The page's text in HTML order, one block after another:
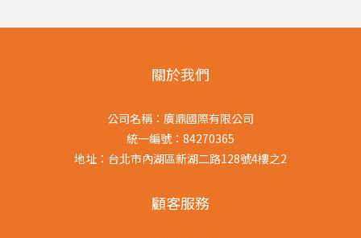
關於我們
公司名稱：廣鼎國際有限公司
統一編號：84270365
地址：台北市內湖區新湖二路128號4樓之2
顧客服務